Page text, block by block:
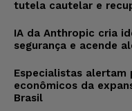
tutela cautelar e
IA da Anthropic cria
segurança e acende
Especialistas alertam
econômicos da
Brasil